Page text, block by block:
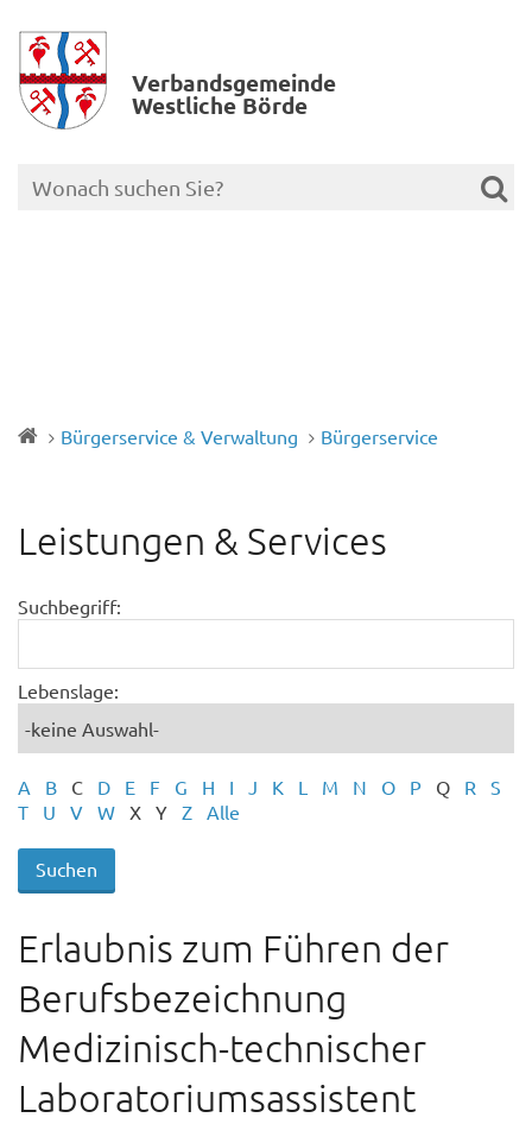
Verbands­gemeinde
Westliche Börde
Bürgerservice & Verwaltung Bürgerservice
Leistungen & Services
Suchbegriff:
Lebenslage:
A B C D E F G H I J K L M N O P Q R
S
T
U V W X Y Z Alle
Erlaubnis zum Führen der
Berufsbezeichnung
Medizinisch-technischer
Laboratoriumsassistent